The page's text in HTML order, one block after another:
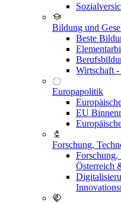
Bildung und
Beste
Wirtschaft
Europapolitik
EU
Forschung,
Österreich